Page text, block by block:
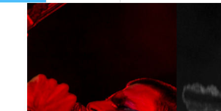
Sobre el Centro Cultural
Red AECID
Instalaciones
Visítanos
Actividades
This week
Inscriptions
Envíanos tu propuesta
Buzón de sugerencias
Noticias
Convocatorias